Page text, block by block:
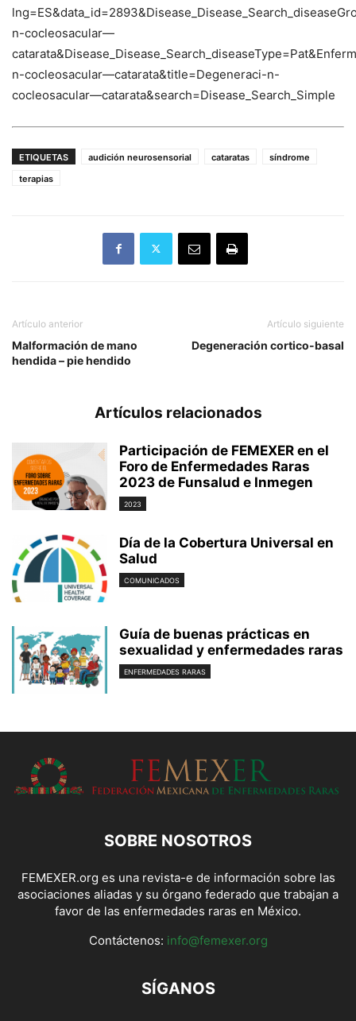
n-cocleosacular—
n-cocleosacular—catarata&title=Degeneraci-n-
cocleosacular—catarata&search=Disease_Search_Simple
ETIQUETAS audición neurosensorial cataratas
síndrome
terapias
Artículo anterior
Malformación de mano
hendida – pie hendido
Artículo siguiente
Degeneración cortico-basal
Artículos relacionados
Participación de FEMEXER en el
Foro de Enfermedades Raras
2023 de Funsalud e Inmegen
2023
Día de la Cobertura Universal en
Salud
COMUNICADOS
Guía de buenas prácticas en
sexualidad y enfermedades raras
ENFERMEDADES RARAS
SOBRE NOSOTROS
FEMEXER.org es una revista-e de información sobre las
asociaciones aliadas y su órgano federado que trabajan a
favor de las enfermedades raras en México.
Contáctenos: info@femexer.org
SÍGANOS